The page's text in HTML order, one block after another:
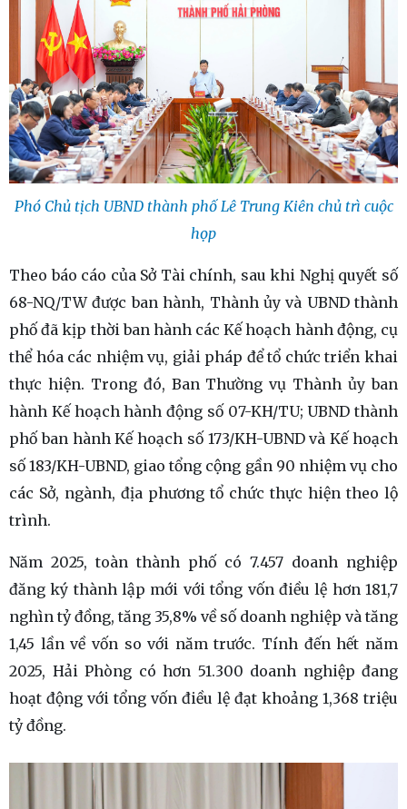
Phó Chủ tịch UBND thành phố Lê Trung Kiên chủ trì cuộc
họp
Theo báo cáo của Sở Tài chính, sau khi Nghị quyết số
68-NQ/TW được ban hành, Thành ủy và UBND thành
phố đã kịp thời ban hành các Kế hoạch hành động, cụ
thể hóa các nhiệm vụ, giải pháp để tổ chức triển khai
thực hiện. Trong đó, Ban Thường vụ Thành ủy ban
hành Kế hoạch hành động số 07-KH/TU; UBND thành
phố ban hành Kế hoạch số 173/KH-UBND và Kế hoạch
số 183/KH-UBND, giao tổng cộng gần 90 nhiệm vụ cho
các Sở, ngành, địa phương tổ chức thực hiện theo lộ
trình.
Năm 2025, toàn thành phố có 7.457 doanh nghiệp
đăng ký thành lập mới với tổng vốn điều lệ hơn 181,7
nghìn tỷ đồng, tăng 35,8% về số doanh nghiệp và tăng
1,45 lần về vốn so với năm trước. Tính đến hết năm
2025, Hải Phòng có hơn 51.300 doanh nghiệp đang
hoạt động với tổng vốn điều lệ đạt khoảng 1,368 triệu
tỷ đồng.